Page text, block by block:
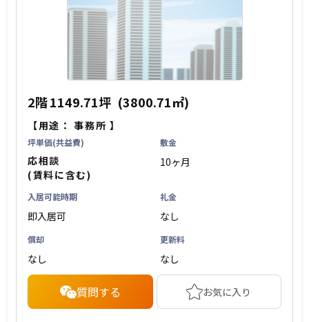
2階1149.71坪 (3800.71㎡)
【用途：事務所 】
坪単価(共益費)
応相談
(賃料に含む)
敷金
10ヶ月
入居可能時期
即入居可
礼金
なし
償却
なし
更新料
なし
質問する お気に入り